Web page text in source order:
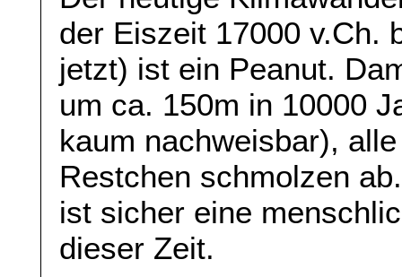
der Eiszeit 17000 v.Ch.
jetzt) ist ein Peanut.
um ca. 150m in 10000
kaum nachweisbar),
Restchen schmolzen
ist sicher eine
dieser Zeit.